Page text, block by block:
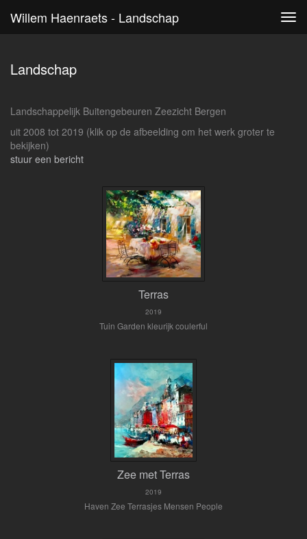
Willem Haenraets - Landschap
Landschap
Landschappelijk Buitengebeuren Zeezicht Bergen
uit 2008 tot 2019 (klik op de afbeelding om het werk groter te
bekijken)
stuur een bericht
Terras
2019
Tuin Garden kleurijk coulerful
Zee met Terras
2019
Haven Zee Terrasjes Mensen People